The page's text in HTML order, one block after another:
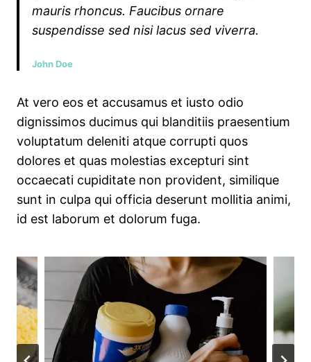
mauris rhoncus. Faucibus ornare
suspendisse sed nisi lacus sed viverra.
John Doe
At vero eos et accusamus et iusto odio
dignissimos ducimus qui blanditiis praesentium
voluptatum deleniti atque corrupti quos
dolores et quas molestias excepturi sint
occaecati cupiditate non provident, similique
sunt in culpa qui officia deserunt mollitia animi,
id est laborum et dolorum fuga.